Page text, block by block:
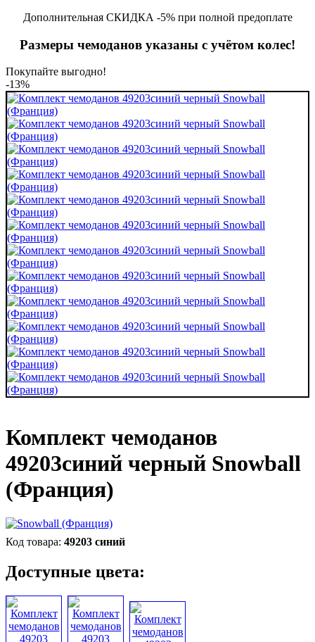
Дополнительная СКИДКА -5% при полной предоплате
Размеры чемоданов указаны с учётом колес!
Покупайте выгодно!
-13%
Комплект чемоданов
49203синий черный Snowball
(Франция)
49203 синий
Доступные цвета: